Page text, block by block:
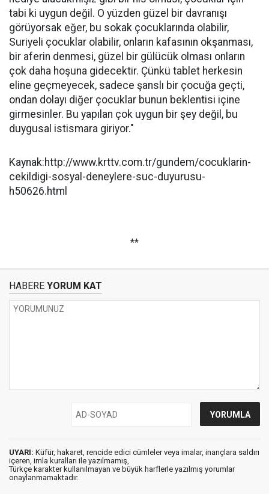
tabi ki uygun değil. O yüzden güzel bir davranışı
görüyorsak eğer, bu sokak çocuklarında olabilir,
Suriyeli çocuklar olabilir, onların kafasının okşanması,
bir aferin denmesi, güzel bir gülücük olması onların
çok daha hoşuna gidecektir. Çünkü tablet herkesin
eline geçmeyecek, sadece şanslı bir çocuğa geçti,
ondan dolayı diğer çocuklar bunun beklentisi içine
girmesinler. Bu yapılan çok uygun bir şey değil, bu
duygusal istismara giriyor."
Kaynak:http://www.krttv.com.tr/gundem/cocuklarin-
cekildigi-sosyal-deneylere-suc-duyurusu-
h50626.html
**
HABERE YORUM KAT
UYARI: Küfür, hakaret, rencide edici cümleler veya imalar, inançlara saldırı
içeren, imla kuralları ile yazılmamış,
Türkçe karakter kullanılmayan ve büyük harflerle yazılmış yorumlar
onaylanmamaktadır.